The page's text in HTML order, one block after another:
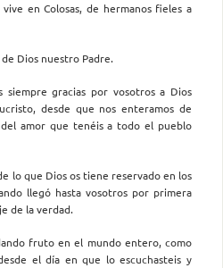
en Colosas, de hermanos fieles a
de Dios nuestro Padre.
siempre gracias por vosotros a Dios
desde que nos enteramos de
amor que tenéis a todo el pueblo
lo que Dios os tiene reservado en los
llegó hasta vosotros por primera
de la verdad.
fruto en el mundo entero, como
el día en que lo escuchasteis y